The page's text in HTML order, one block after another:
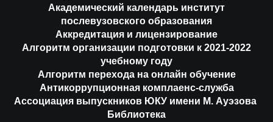
Академический календарь институт
послевузовского образования
Аккредитация и лицензирование
Алгоритм организации подготовки к 2021-2022
учебному году
Алгоритм перехода на онлайн обучение
Антикоррупционная комплаенс-служба
Ассоциация выпускников ЮКУ имени М. Ауэзова
Библиотека